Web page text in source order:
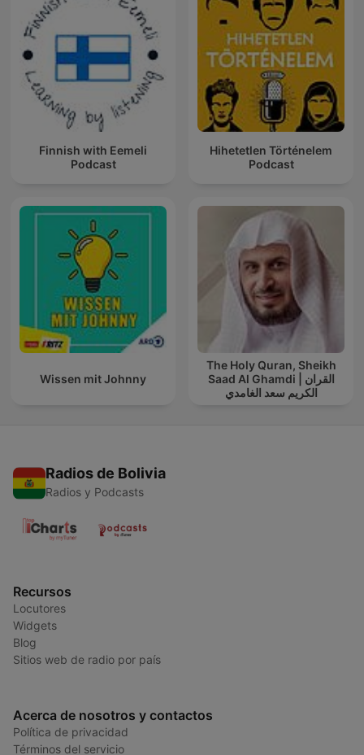
Finnish with Eemeli
Podcast
Hihetetlen Történelem
Podcast
Wissen mit Johnny
The Holy Quran, Sheikh
Saad Al Ghamdi | القران
الكريم سعد الغامدي
Radios de Bolivia
Radios y Podcasts
Recursos
Locutores
Widgets
Blog
Sitios web de radio por país
Acerca de nosotros y contactos
Política de privacidad
Términos del servicio